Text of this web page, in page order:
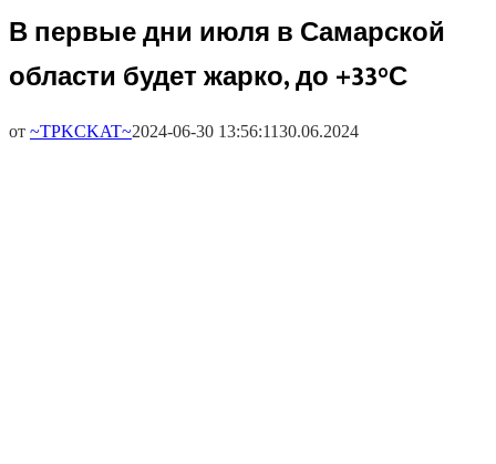
В первые дни июля в Самарской
области будет жарко, до +33°С
от ~TPKCKAT~2024-06-30 13:56:1130.06.2024